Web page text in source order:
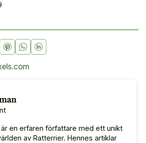
är en erfaren författare med ett unikt
av Ratterrier. Hennes artiklar